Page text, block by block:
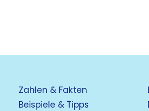
Zahlen & Fakten
Beispiele & Tipps